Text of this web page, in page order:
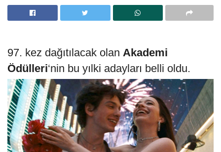
97. kez dağıtılacak olan Akademi
Ödülleri‘nin bu yılki adayları belli oldu.